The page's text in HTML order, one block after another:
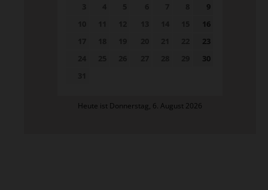
9
16
23
30
Heute ist Donnerstag, 6. August 2026